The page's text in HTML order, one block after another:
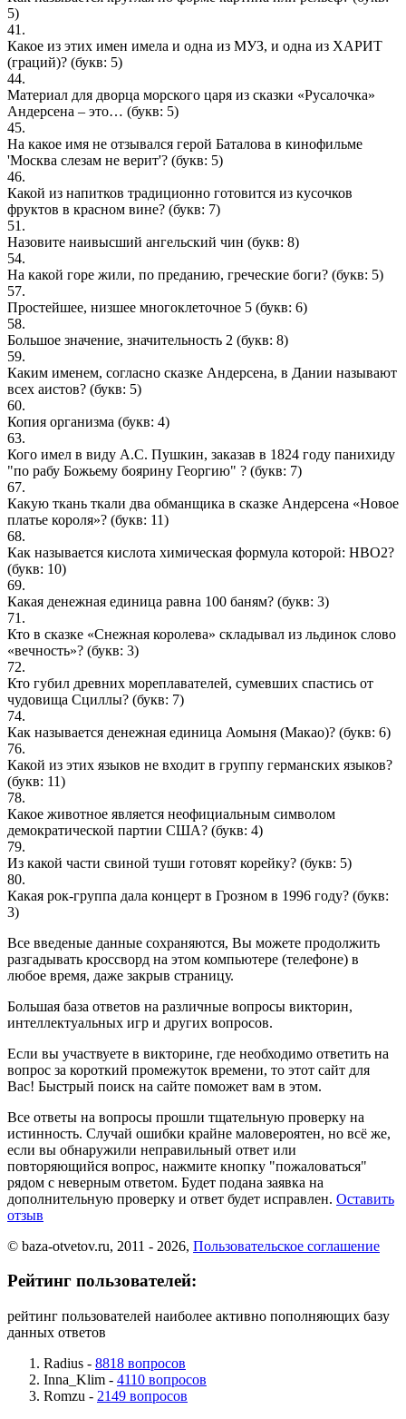
5)
41.
Какое из этих имен имела и одна из МУЗ, и одна из ХАРИТ
(граций)? (букв: 5)
44.
Материал для дворца морского царя из сказки «Русалочка»
Андерсена – это… (букв: 5)
45.
На какое имя не отзывался герой Баталова в кинофильме
'Москва слезам не верит'? (букв: 5)
46.
Какой из напитков традиционно готовится из кусочков
фруктов в красном вине? (букв: 7)
51.
Назовите наивысший ангельский чин (букв: 8)
54.
На какой горе жили, по преданию, греческие боги? (букв: 5)
57.
Простейшее, низшее многоклеточное 5 (букв: 6)
58.
Большое значение, значительность 2 (букв: 8)
59.
Каким именем, согласно сказке Андерсена, в Дании называют
всех аистов? (букв: 5)
60.
Копия организма (букв: 4)
63.
Кого имел в виду А.С. Пушкин, заказав в 1824 году панихиду
"по рабу Божьему боярину Георгию" ? (букв: 7)
67.
Какую ткань ткали два обманщика в сказке Андерсена «Новое
платье короля»? (букв: 11)
68.
Как называется кислота химическая формула которой: HВО2?
(букв: 10)
69.
Какая денежная единица равна 100 баням? (букв: 3)
71.
Кто в сказке «Снежная королева» складывал из льдинок слово
«вечность»? (букв: 3)
72.
Кто губил древних мореплавателей, сумевших спастись от
чудовища Сциллы? (букв: 7)
74.
Как называется денежная единица Аомыня (Макао)? (букв: 6)
76.
Какой из этих языков не входит в группу германских языков?
(букв: 11)
78.
Какое животное является неофициальным символом
демократической партии США? (букв: 4)
79.
Из какой части свиной туши готовят корейку? (букв: 5)
80.
Какая рок-группа дала концерт в Грозном в 1996 году? (букв:
3)
Все введеные данные сохраняются, Вы можете продолжить
разгадывать кроссворд на этом компьютере (телефоне) в
любое время, даже закрыв страницу.
Большая база ответов на различные вопросы викторин,
интеллектуальных игр и других вопросов.
Если вы участвуете в викторине, где необходимо ответить на
вопрос за короткий промежуток времени, то этот сайт для
Вас! Быстрый поиск на сайте поможет вам в этом.
Все ответы на вопросы прошли тщательную проверку на
истинность. Случай ошибки крайне маловероятен, но всё же,
если вы обнаружили неправильный ответ или
повторяющийся вопрос, нажмите кнопку "пожаловаться"
рядом с неверным ответом. Будет подана заявка на
дополнительную проверку и ответ будет исправлен. Оставить
отзыв
© baza-otvetov.ru, 2011 - 2026, Пользовательское соглашение
Рейтинг пользователей:
рейтинг пользователей наиболее активно пополняющих базу
данных ответов
Radius - 8818 вопросов
Inna_Klim - 4110 вопросов
Romzu - 2149 вопросов